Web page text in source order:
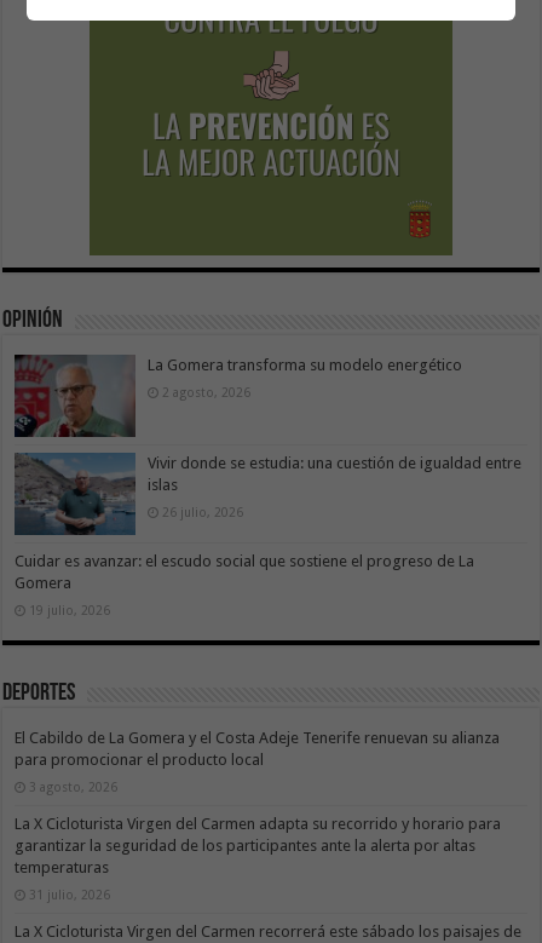
Opinión
La Gomera transforma su modelo energético
2 agosto, 2026
Vivir donde se estudia: una cuestión de igualdad entre
islas
26 julio, 2026
Cuidar es avanzar: el escudo social que sostiene el progreso de La
Gomera
19 julio, 2026
Deportes
El Cabildo de La Gomera y el Costa Adeje Tenerife renuevan su alianza
para promocionar el producto local
3 agosto, 2026
La X Cicloturista Virgen del Carmen adapta su recorrido y horario para
garantizar la seguridad de los participantes ante la alerta por altas
temperaturas
31 julio, 2026
La X Cicloturista Virgen del Carmen recorrerá este sábado los paisajes de